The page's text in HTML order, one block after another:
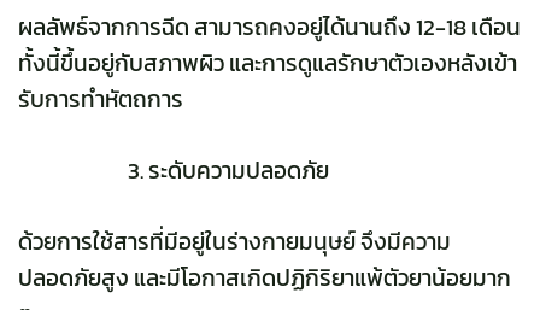
ผลลัพธ์จากการฉีด สามารถคงอยู่ได้นานถึง 12-18 เดือน
ทั้งนี้ขึ้นอยู่กับสภาพผิว และการดูแลรักษาตัวเองหลังเข้า
รับการทำหัตถการ
ระดับความปลอดภัย
ด้วยการใช้สารที่มีอยู่ในร่างกายมนุษย์ จึงมีความ
ปลอดภัยสูง และมีโอกาสเกิดปฏิกิริยาแพ้ตัวยาน้อยมาก